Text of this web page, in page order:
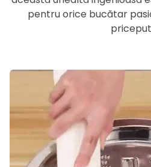
pentru orice bucătar